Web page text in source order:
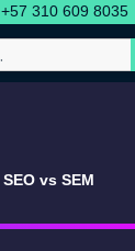
+57 310 609 8035
SEO vs SEM